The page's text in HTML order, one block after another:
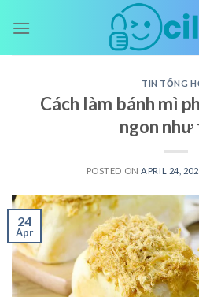
TIN TỔNG
Cách làm bánh mì
ngon như
POSTED ON APRIL 24,
24
Apr